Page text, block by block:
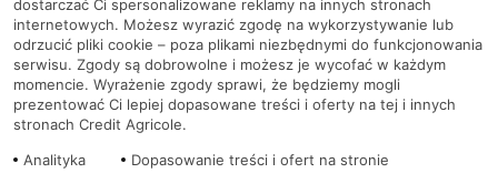
Regulamin serwisu
Mapa serwisu
PolitykaCookies
dostarczać Ci spersonalizowane reklamy na innych stronach
internetowych. Możesz wyrazić zgodę na wykorzystywanie lub
odrzucić pliki cookie – poza plikami niezbędnymi do funkcjonowania
serwisu. Zgody są dobrowolne i możesz je wycofać w każdym
momencie. Wyrażenie zgody sprawi, że będziemy mogli
prezentować Ci lepiej dopasowane treści i oferty na tej i innych
stronach Credit Agricole.
Analityka
Dopasowanie treści i ofert na stronie